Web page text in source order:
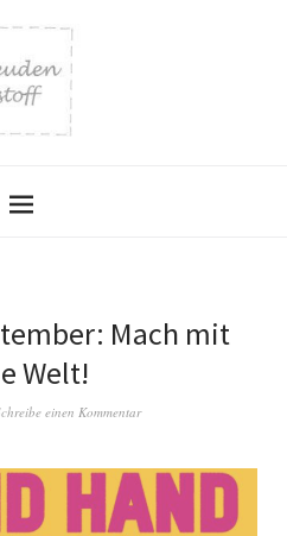
Mach mit
Welt!
einen Kommentar